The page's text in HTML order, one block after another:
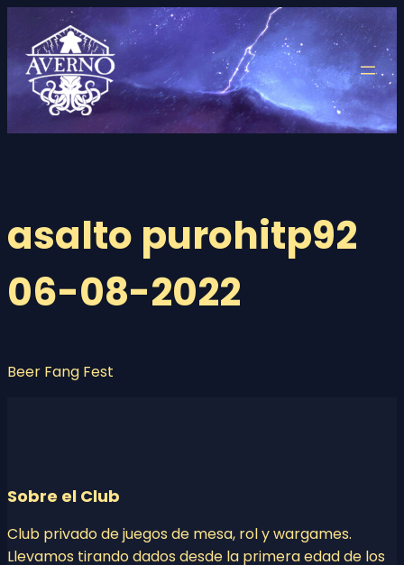
contenido
asalto purohitp92
06-08-2022
Beer Fang Fest
Sobre el Club
Club privado de juegos de mesa, rol y wargames.
Llevamos tirando dados desde la primera edad de los